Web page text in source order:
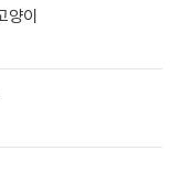
양이